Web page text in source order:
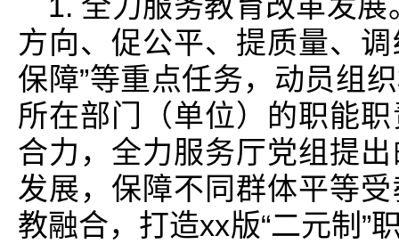
方向、促公平、提质量、
保障”等重点任务，动员组
所在部门（单位）的职能
合力，全力服务厅党组提
发展，保障不同群体平等
教融合，打造xx版“二元制”